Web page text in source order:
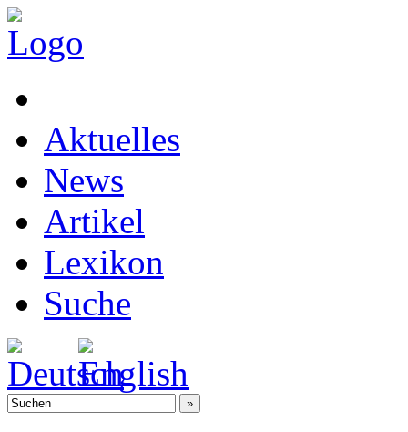
Aktuelles
News
Artikel
Lexikon
Suche